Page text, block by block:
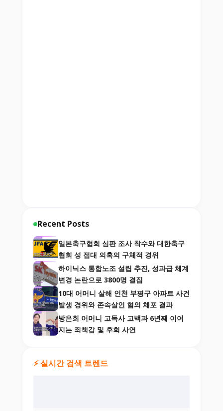
Recent Posts
일본축구협회 심판 조사 착수와 대한축구
협회 성 접대 의혹의 구체적 경위
하이닉스 통합노조 설립 추진, 성과급 체계
변경 논란으로 3800명 결집
10대 어머니 살해 인천 부평구 아파트 사건
발생 경위와 존속살인 혐의 체포 결과
방은희 어머니 고독사 고백과 6년째 이어
지는 죄책감 및 후회 사연
⚡ 실시간 검색 트렌드